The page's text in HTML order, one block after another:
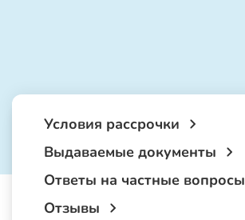
Условия рассрочки
Выдаваемые документы
Ответы на частные вопросы
Отзывы